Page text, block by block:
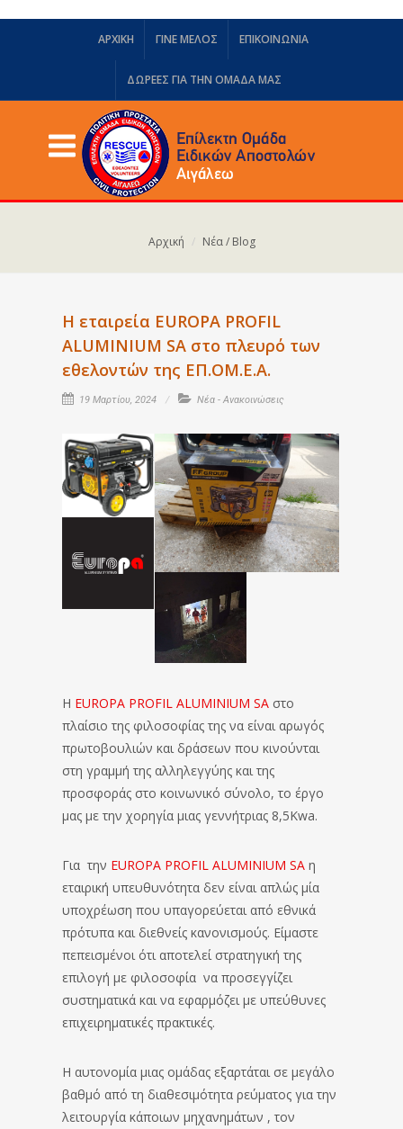
ΑΡΧΙΚΗ ΓΙΝΕ ΜΕΛΟΣ ΕΠΙΚΟΙΝΩΝΙΑ
ΔΩΡΕΈΣ ΓΙΑ ΤΗΝ ΟΜΆΔΑ ΜΑΣ
Αρχική Νέα / Blog
H εταιρεία EUROPA PROFIL
ALUMINIUM SA στο πλευρό των
εθελοντών της ΕΠ.ΟΜ.Ε.Α.
19 Μαρτίου, 2024 Νέα - Ανακοινώσεις
Η EUROPA PROFIL ALUMINIUM SA στο
πλαίσιο της φιλοσοφίας της να είναι αρωγός
πρωτοβουλιών και δράσεων που κινούνται
στη γραμμή της αλληλεγγύης και της
προσφοράς στο κοινωνικό σύνολο, το έργο
μας με την χορηγία μιας γεννήτριας 8,5Kwa.
Για την EUROPA PROFIL ALUMINIUM SA η
εταιρική υπευθυνότητα δεν είναι απλώς μία
υποχρέωση που υπαγορεύεται από εθνικά
πρότυπα και διεθνείς κανονισμούς. Είμαστε
πεπεισμένοι ότι αποτελεί στρατηγική της
επιλογή με φιλοσοφία να προσεγγίζει
συστηματικά και να εφαρμόζει με υπεύθυνες
επιχειρηματικές πρακτικές.
Η αυτονομία μιας ομάδας εξαρτάται σε μεγάλο
βαθμό από τη διαθεσιμότητα ρεύματος για την
λειτουργία κάποιων μηχανημάτων , τον